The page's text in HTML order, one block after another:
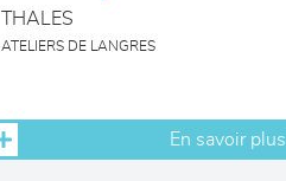
THALES
ATELIERS DE LANGRES
En savoir plus